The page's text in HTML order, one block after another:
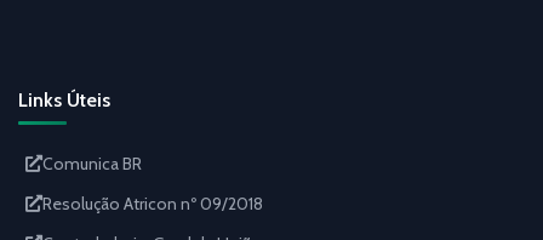
Links Úteis
Comunica BR
Resolução Atricon nº 09/2018